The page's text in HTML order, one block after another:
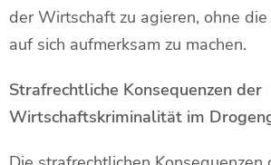
der Wirtschaft zu agieren, ohne
auf sich aufmerksam zu machen.
Strafrechtliche Konsequenzen der
Wirtschaftskriminalität im